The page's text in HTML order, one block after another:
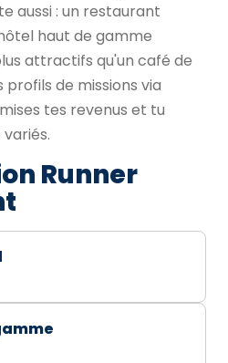
aussi : un restaurant
haut de gamme
attractifs qu'un café de
de missions via
tes revenus et tu
Runner